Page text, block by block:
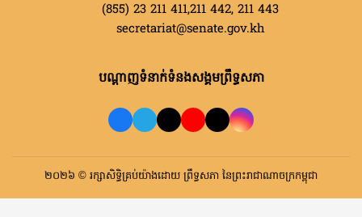
(855) 23 211 411,211 442, 211 443
secretariat@senate.gov.kh
បណ្តាញទំនាក់ទំនងសង្គមព្រឹទ្ធសភា
២០២៦ © រក្សាសិទ្ធិគ្រប់យ៉ាងដោយ ព្រឹទ្ធសភា នៃព្រះរាជាណាចក្រកម្ពុជា